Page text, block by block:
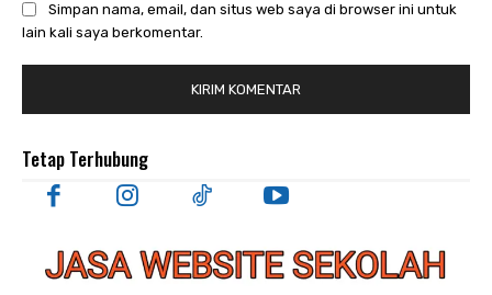
Simpan nama, email, dan situs web saya di browser ini untuk
lain kali saya berkomentar.
Tetap Terhubung